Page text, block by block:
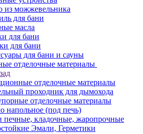
из можжевельника
для бани
масла
для бани
для бани
для бани и сауны
отделочные материалы
отделочные материалы
проходник для дымохода
отделочные материалы
напольное (под печь)
печные, кладочные, жаропрочные
Эмали, Герметики